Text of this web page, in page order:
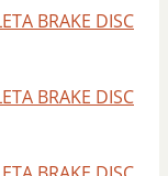
BRAKE DISC
BRAKE DISC